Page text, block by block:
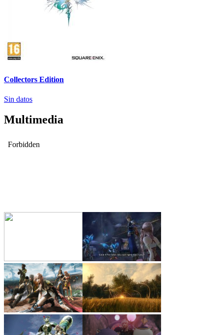
Collectors Edition
Sin datos
Multimedia